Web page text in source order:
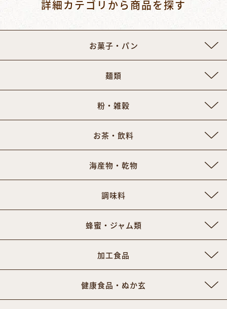
詳細カテゴリから商品を探す
お菓子・パン
麺類
粉・雑穀
お茶・飲料
海産物・乾物
調味料
蜂蜜・ジャム類
加工食品
健康食品・ぬか玄